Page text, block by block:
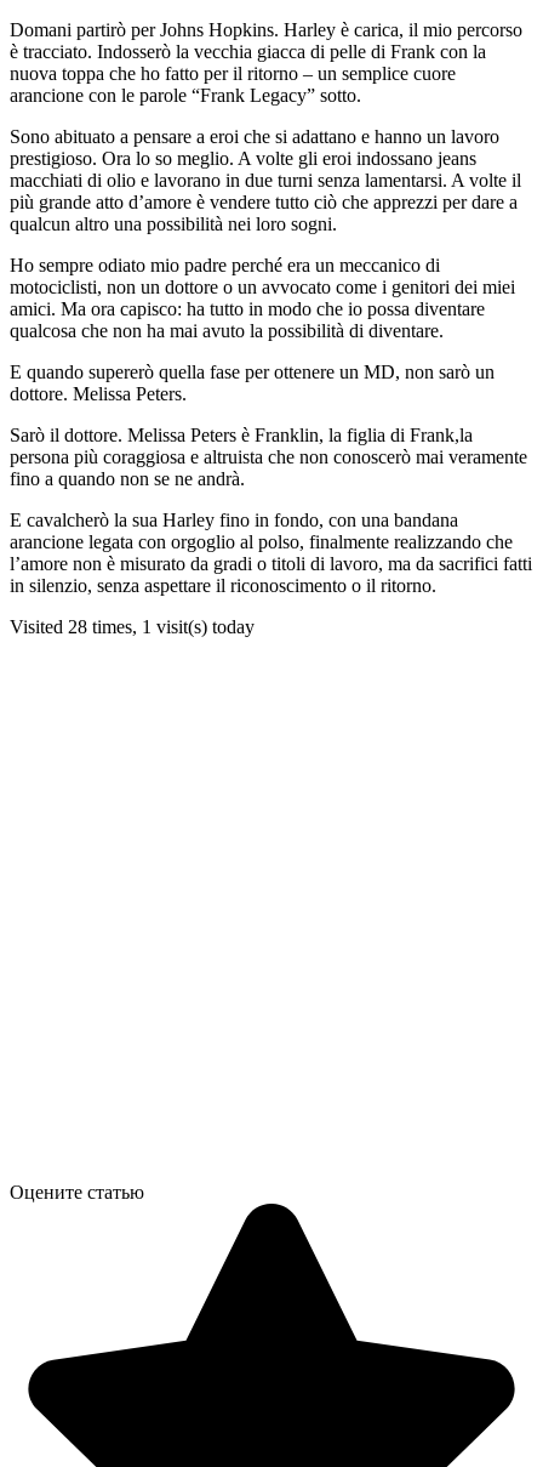
Domani partirò per Johns Hopkins. Harley è carica, il mio percorso
è tracciato. Indosserò la vecchia giacca di pelle di Frank con la
nuova toppa che ho fatto per il ritorno – un semplice cuore
arancione con le parole “Frank Legacy” sotto.
Sono abituato a pensare a eroi che si adattano e hanno un lavoro
prestigioso. Ora lo so meglio. A volte gli eroi indossano jeans
macchiati di olio e lavorano in due turni senza lamentarsi. A volte il
più grande atto d’amore è vendere tutto ciò che apprezzi per dare a
qualcun altro una possibilità nei loro sogni.
Ho sempre odiato mio padre perché era un meccanico di
motociclisti, non un dottore o un avvocato come i genitori dei miei
amici. Ma ora capisco: ha tutto in modo che io possa diventare
qualcosa che non ha mai avuto la possibilità di diventare.
E quando supererò quella fase per ottenere un MD, non sarò un
dottore. Melissa Peters.
Sarò il dottore. Melissa Peters è Franklin, la figlia di Frank,la
persona più coraggiosa e altruista che non conoscerò mai veramente
fino a quando non se ne andrà.
E cavalcherò la sua Harley fino in fondo, con una bandana
arancione legata con orgoglio al polso, finalmente realizzando che
l’amore non è misurato da gradi o titoli di lavoro, ma da sacrifici fatti
in silenzio, senza aspettare il riconoscimento o il ritorno.
Visited 28 times, 1 visit(s) today
Оцените статью